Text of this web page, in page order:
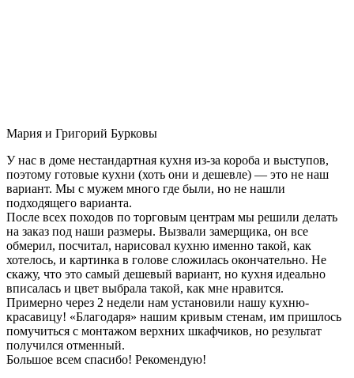
Мария и Григорий Бурковы
У нас в доме нестандартная кухня из-за короба и выступов,
поэтому готовые кухни (хоть они и дешевле) — это не наш
вариант. Мы с мужем много где были, но не нашли
подходящего варианта.
После всех походов по торговым центрам мы решили делать
на заказ под наши размеры. Вызвали замерщика, он все
обмерил, посчитал, нарисовал кухню именно такой, как
хотелось, и картинка в голове сложилась окончательно. Не
скажу, что это самый дешевый вариант, но кухня идеально
вписалась и цвет выбрала такой, как мне нравится.
Примерно через 2 недели нам установили нашу кухню-
красавицу! «Благодаря» нашим кривым стенам, им пришлось
помучиться с монтажом верхних шкафчиков, но результат
получился отменный.
Большое всем спасибо! Рекомендую!